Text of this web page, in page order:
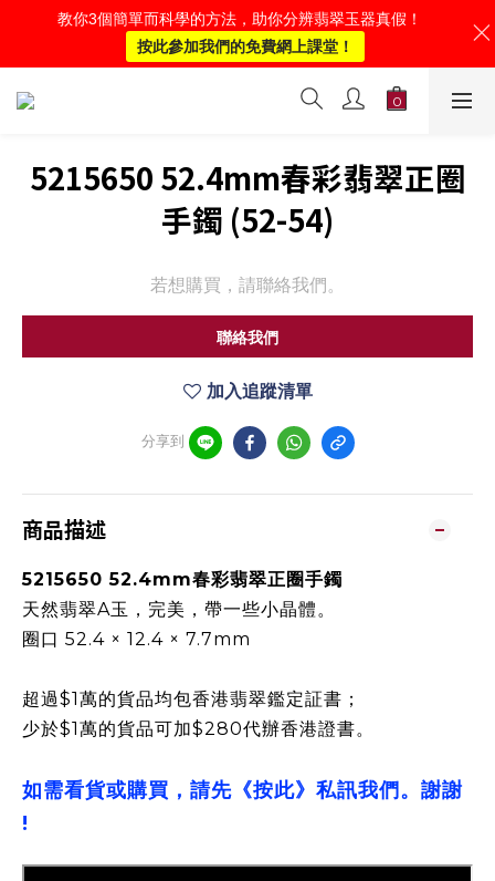
5215650 52.4mm春彩翡翠正圈
手鐲 (52-54)
若想購買，請聯絡我們。
聯絡我們
加入追蹤清單
分享到
商品描述
5215650 52.4mm春彩翡翠正圈手鐲
天然翡翠A玉，完美，帶一些小晶體。
圈口 52.4 × 12.4 × 7.7mm
超過$1萬的貨品均包香港翡翠鑑定証書；
少於$1萬的貨品可加$280代辦香港證書。
如需看貨或購買，請先《按此》私訊我們。謝謝
!
教你3個簡單而科學的方法，助你分辨翡翠玉器真假！
按此參加我們的免費網上課堂！